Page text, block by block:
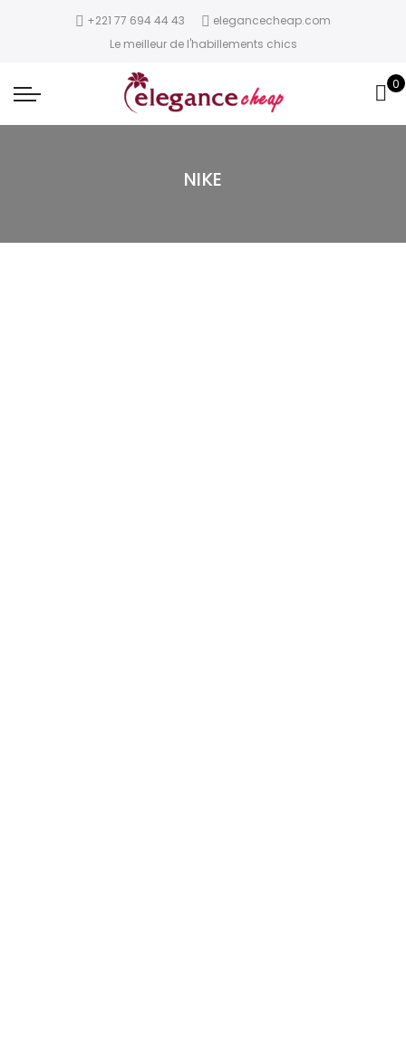
+221 77 694 44 43
elegancecheap.com
Le meilleur de l'habillements chics
0
NIKE